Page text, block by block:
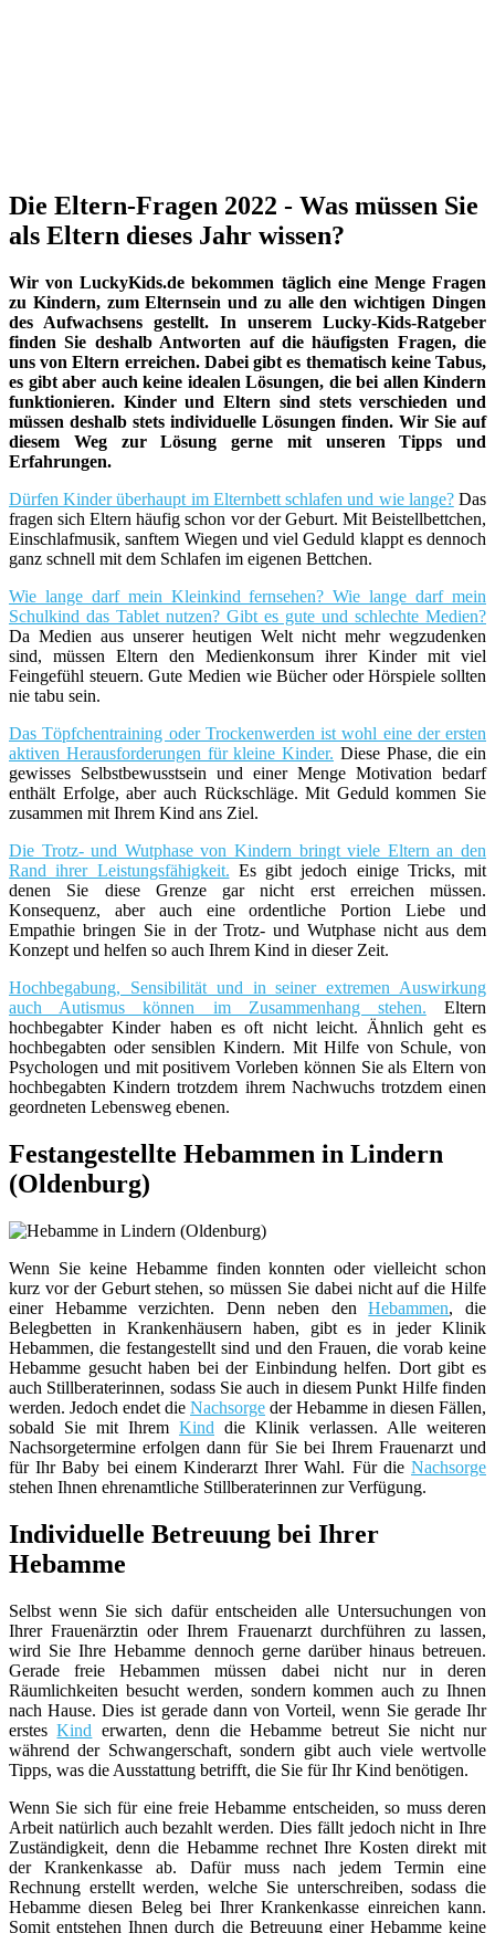
Die Eltern-Fragen 2022 - Was müssen Sie
als Eltern dieses Jahr wissen?
Wir von LuckyKids.de bekommen täglich eine Menge Fragen
zu Kindern, zum Elternsein und zu alle den wichtigen Dingen
des Aufwachsens gestellt. In unserem Lucky-Kids-Ratgeber
finden Sie deshalb Antworten auf die häufigsten Fragen, die
uns von Eltern erreichen. Dabei gibt es thematisch keine Tabus,
es gibt aber auch keine idealen Lösungen, die bei allen Kindern
funktionieren. Kinder und Eltern sind stets verschieden und
müssen deshalb stets individuelle Lösungen finden. Wir Sie auf
diesem Weg zur Lösung gerne mit unseren Tipps und
Erfahrungen.
Dürfen Kinder überhaupt im Elternbett schlafen und wie lange?Das
fragen sich Eltern häufig schon vor der Geburt. Mit Beistellbettchen,
Einschlafmusik, sanftem Wiegen und viel Geduld klappt es dennoch
ganz schnell mit dem Schlafen im eigenen Bettchen.
Wie lange darf mein Kleinkind fernsehen? Wie lange darf mein
Schulkind das Tablet nutzen? Gibt es gute und schlechte Medien?
Da Medien aus unserer heutigen Welt nicht mehr wegzudenken
sind, müssen Eltern den Medienkonsum ihrer Kinder mit viel
Feingefühl steuern. Gute Medien wie Bücher oder Hörspiele sollten
nie tabu sein.
Das Töpfchentraining oder Trockenwerden ist wohl eine der ersten
aktiven Herausforderungen für kleine Kinder. Diese Phase, die ein
gewisses Selbstbewusstsein und einer Menge Motivation bedarf
enthält Erfolge, aber auch Rückschläge. Mit Geduld kommen Sie
zusammen mit Ihrem Kind ans Ziel.
Die Trotz- und Wutphase von Kindern bringt viele Eltern an den
Rand ihrer Leistungsfähigkeit. Es gibt jedoch einige Tricks, mit
denen Sie diese Grenze gar nicht erst erreichen müssen.
Konsequenz, aber auch eine ordentliche Portion Liebe und
Empathie bringen Sie in der Trotz- und Wutphase nicht aus dem
Konzept und helfen so auch Ihrem Kind in dieser Zeit.
Hochbegabung, Sensibilität und in seiner extremen Auswirkung
auch Autismus können im Zusammenhang stehen. Eltern
hochbegabter Kinder haben es oft nicht leicht. Ähnlich geht es
hochbegabten oder sensiblen Kindern. Mit Hilfe von Schule, von
Psychologen und mit positivem Vorleben können Sie als Eltern von
hochbegabten Kindern trotzdem ihrem Nachwuchs trotzdem einen
geordneten Lebensweg ebenen.
Festangestellte Hebammen in Lindern
(Oldenburg)
Wenn Sie keine Hebamme finden konnten oder vielleicht schon
kurz vor der Geburt stehen, so müssen Sie dabei nicht auf die Hilfe
einer Hebamme verzichten. Denn neben denHebammen, die
Belegbetten in Krankenhäusern haben, gibt es in jeder Klinik
Hebammen, die festangestellt sind und den Frauen, die vorab keine
Hebamme gesucht haben bei der Einbindung helfen. Dort gibt es
auch Stillberaterinnen, sodass Sie auch in diesem Punkt Hilfe finden
werden. Jedoch endet die Nachsorge der Hebamme in diesen Fällen,
sobald Sie mit Ihrem Kind die Klinik verlassen. Alle weiteren
Nachsorgetermine erfolgen dann für Sie bei Ihrem Frauenarzt und
für Ihr Baby bei einem Kinderarzt Ihrer Wahl. Für die Nachsorge
stehen Ihnen ehrenamtliche Stillberaterinnen zur Verfügung.
Individuelle Betreuung bei Ihrer
Hebamme
Selbst wenn Sie sich dafür entscheiden alle Untersuchungen von
Ihrer Frauenärztin oder Ihrem Frauenarzt durchführen zu lassen,
wird Sie Ihre Hebamme dennoch gerne darüber hinaus betreuen.
Gerade freie Hebammen müssen dabei nicht nur in deren
Räumlichkeiten besucht werden, sondern kommen auch zu Ihnen
nach Hause. Dies ist gerade dann von Vorteil, wenn Sie gerade Ihr
erstesKind erwarten, denn die Hebamme betreut Sie nicht nur
während der Schwangerschaft, sondern gibt auch viele wertvolle
Tipps, was die Ausstattung betrifft, die Sie für Ihr Kind benötigen.
Wenn Sie sich für eine freie Hebamme entscheiden, so muss deren
Arbeit natürlich auch bezahlt werden. Dies fällt jedoch nicht in Ihre
Zuständigkeit, denn die Hebamme rechnet Ihre Kosten direkt mit
der Krankenkasse ab. Dafür muss nach jedem Termin eine
Rechnung erstellt werden, welche Sie unterschreiben, sodass die
Hebamme diesen Beleg bei Ihrer Krankenkasse einreichen kann.
Somit entstehen Ihnen durch die Betreuung einer Hebamme keine